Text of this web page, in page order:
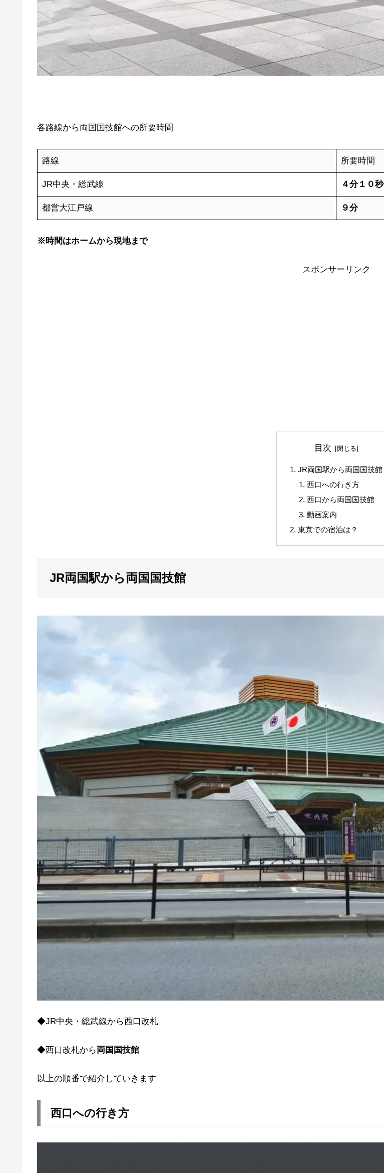
各路線から両国国技館への所要時間
路線 所要時間
JR中央・総武線 ４分１０秒
都営大江戸線 ９分
※時間はホームから現地まで
スポンサーリンク
目次
JR両国駅から両国国技館
西口への行き方
西口から両国国技館
動画案内
東京での宿泊は？
JR両国駅から両国国技館
◆JR中央・総武線から西口改札
◆西口改札から両国国技館
以上の順番で紹介していきます
西口への行き方